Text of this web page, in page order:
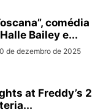
comédia
Bailey e...
de dezembro de 2025
at Freddy’s 2